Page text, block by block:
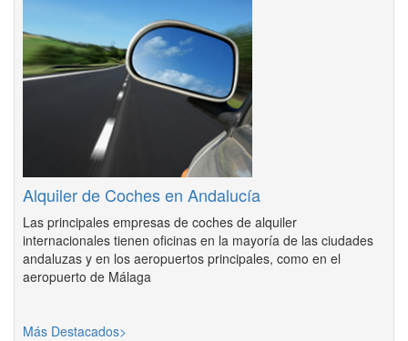
Alquiler de Coches en Andalucía
Las principales empresas de coches de alquiler
internacionales tienen oficinas en la mayoría de las ciudades
andaluzas y en los aeropuertos principales, como en el
aeropuerto de Málaga
Más Destacados>